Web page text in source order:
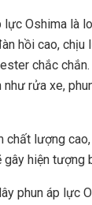
lực Oshima là
hồi cao, chịu
chắc
rửa xe,
chất lượng
hiện tượng
phun áp lực